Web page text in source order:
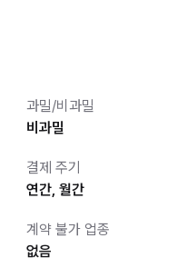
과밀/비과밀
비과밀
결제 주기
연간, 월간
계약 불가 업종
없음